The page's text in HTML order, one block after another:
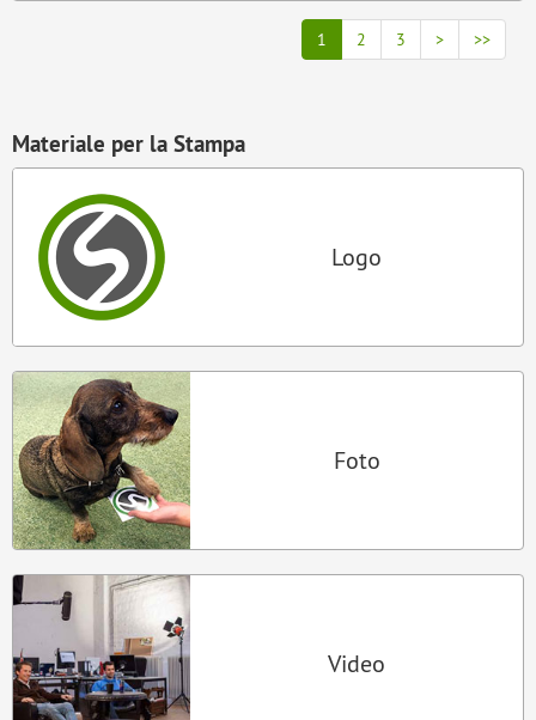
1 2 3 > >>
Materiale per la Stampa
Logo
Foto
Video